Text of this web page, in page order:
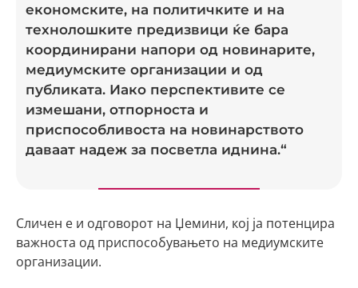
економските, на политичките и на
технолошките предизвици ќе бара
координирани напори од новинарите,
медиумските организации и од
публиката. Иако перспективите се
измешани, отпорноста и
приспособливоста на новинарството
даваат надеж за посветла иднина.“
Сличен е и одговорот на Џемини, кој ја потенцира
важноста од приспособувањето на медиумските
организации.